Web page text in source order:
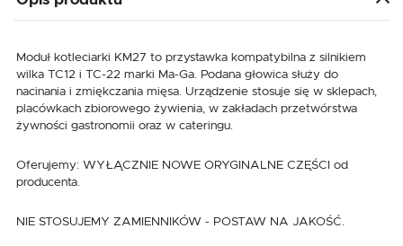
Moduł kotleciarki KM27 to przystawka kompatybilna z silnikiem
wilka TC12 i TC-22 marki Ma-Ga. Podana głowica służy do
nacinania i zmiękczania mięsa. Urządzenie stosuje się w sklepach,
placówkach zbiorowego żywienia, w zakładach przetwórstwa
żywności gastronomii oraz w cateringu.
Oferujemy: WYŁĄCZNIE NOWE ORYGINALNE CZĘŚCI od
producenta.
NIE STOSUJEMY ZAMIENNIKÓW - POSTAW NA JAKOŚĆ.